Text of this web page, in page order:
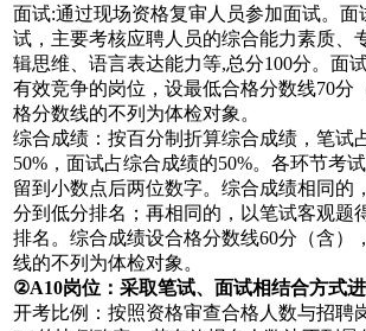
面试:通过现场资格复审人员参加面试。面
试，主要考核应聘人员的综合能力素质、
辑思维、语言表达能力等,总分100分。面
有效竞争的岗位，设最低合格分数线70分
格分数线的不列为体检对象。
综合成绩：按百分制折算综合成绩，笔试
50%，面试占综合成绩的50%。各环节考
留到小数点后两位数字。综合成绩相同的
分到低分排名；再相同的，以笔试客观题
排名。综合成绩设合格分数线60分（含）
线的不列为体检对象。
②A10岗位： 采取笔试、面试相结合方式进
开考比例：按照资格审查合格人数与招聘